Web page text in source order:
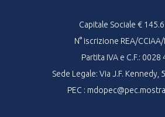
Capitale Sociale €
N° iscrizione REA/
Partita IVA e C.F.: 0028
Sede Legale: Via J.F. Kennedy,
PEC :